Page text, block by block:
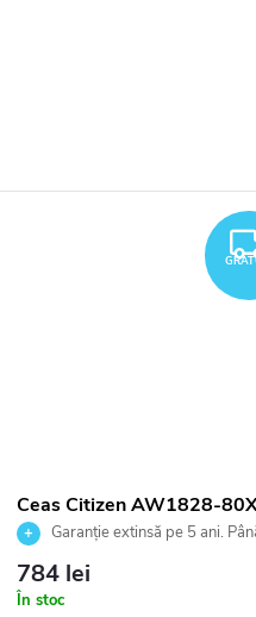
Ceas Citizen AW1828-
Garanție extinsă pe 5 ani.
100 de zile pentru returnarea
bunurilor. Vânzător autorizat
784 lei
În stoc